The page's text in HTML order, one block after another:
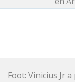
Foot: Vinicius Jr